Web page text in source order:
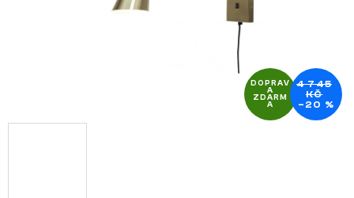
DOPRAV
A
ZDARM
A
4 745
KČ
–20 %